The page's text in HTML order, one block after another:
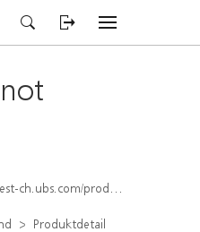
produkt/detail/index/isin/CH1572309081
Produktdetail